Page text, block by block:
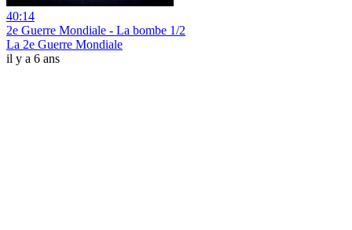
40:14
2e Guerre Mondiale - La bombe 1/2
La 2e Guerre Mondiale
il y a 6 ans